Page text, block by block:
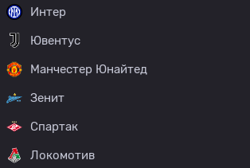
Интер
Ювентус
Манчестер Юнайтед
Зенит
Спартак
Локомотив